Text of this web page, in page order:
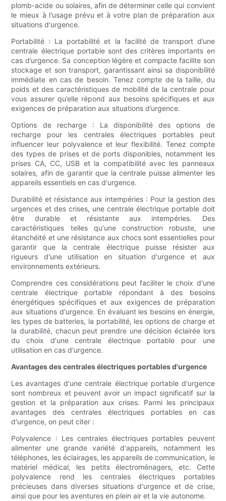
plomb-acide ou solaires, afin de déterminer celle qui convient
le mieux à l'usage prévu et à votre plan de préparation aux
situations d'urgence.
Portabilité : La portabilité et la facilité de transport d’une
centrale électrique portable sont des critères importants en
cas d’urgence. Sa conception légère et compacte facilite son
stockage et son transport, garantissant ainsi sa disponibilité
immédiate en cas de besoin. Tenez compte de la taille, du
poids et des caractéristiques de mobilité de la centrale pour
vous assurer qu’elle répond aux besoins spécifiques et aux
exigences de préparation aux situations d’urgence.
Options de recharge : La disponibilité des options de
recharge pour les centrales électriques portables peut
influencer leur polyvalence et leur flexibilité. Tenez compte
des types de prises et de ports disponibles, notamment les
prises CA, CC, USB et la compatibilité avec les panneaux
solaires, afin de garantir que la centrale puisse alimenter les
appareils essentiels en cas d'urgence.
Durabilité et résistance aux intempéries : Pour la gestion des
urgences et des crises, une centrale électrique portable doit
être durable et résistante aux intempéries. Des
caractéristiques telles qu'une construction robuste, une
étanchéité et une résistance aux chocs sont essentielles pour
garantir que la centrale électrique puisse résister aux
rigueurs d'une utilisation en situation d'urgence et aux
environnements extérieurs.
Comprendre ces considérations peut faciliter le choix d'une
centrale électrique portable répondant à des besoins
énergétiques spécifiques et aux exigences de préparation
aux situations d'urgence. En évaluant les besoins en énergie,
les types de batteries, la portabilité, les options de charge et
la durabilité, chacun peut prendre une décision éclairée lors
du choix d'une centrale électrique portable pour une
utilisation en cas d'urgence.
Avantages des centrales électriques portables d'urgence
Les avantages d'une centrale électrique portable d'urgence
sont nombreux et peuvent avoir un impact significatif sur la
gestion et la préparation aux crises. Parmi les principaux
avantages des centrales électriques portables en cas
d'urgence, on peut citer :
Polyvalence : Les centrales électriques portables peuvent
alimenter une grande variété d'appareils, notamment les
téléphones, les éclairages, les appareils de communication, le
matériel médical, les petits électroménagers, etc. Cette
polyvalence rend les centrales électriques portables
précieuses dans diverses situations d'urgence et de crise,
ainsi que pour les aventures en plein air et la vie autonome.